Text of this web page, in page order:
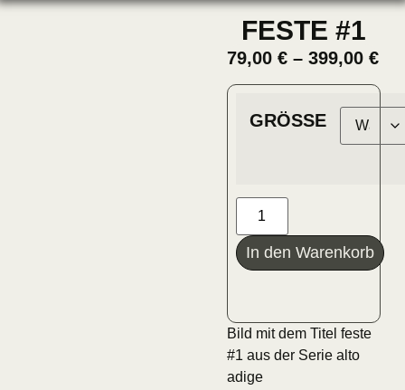
FESTE #1
79,00 €– 399,00 €
GRÖSSE
In den Warenkorb
Bild mit dem Titel feste
#1 aus der Serie alto
adige